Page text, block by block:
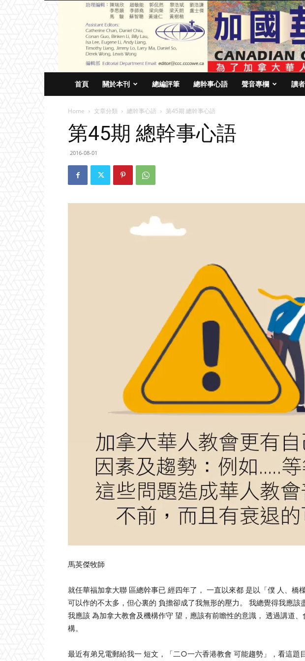
首頁 關於本刊 總編評筆 總幹事心語 聲音專欄 讀
Home 文章分類 總幹事心語 第45期 總幹事心語
第45期 總幹事心語
2016-08-01
馬英傑牧師
就任華福加拿大聯 區總幹事已 經四年了， 一直以來都 是以「僕 人、橋
可以作的不太多，但心裏的 負擔卻成了我無形的壓力。 我總覺得我應該
我應該 為加拿大教會及機構作守 望，應該有前瞻性的意識， 透過講道
構。
最近有弟兄電郵給我一 短文，「二○一六香港教會 可能趨勢」，看這題